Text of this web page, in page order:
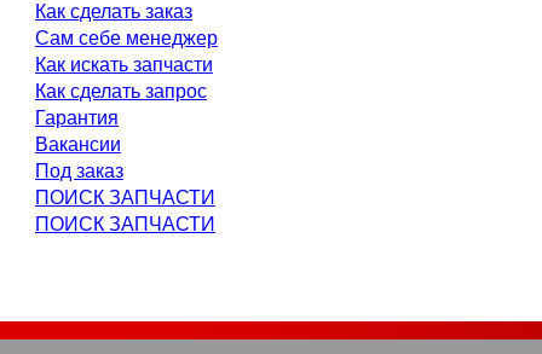
Как сделать заказ
Сам себе менеджер
Как искать запчасти
Как сделать запрос
Гарантия
Вакансии
Под заказ
ПОИСК ЗАПЧАСТИ
ПОИСК ЗАПЧАСТИ